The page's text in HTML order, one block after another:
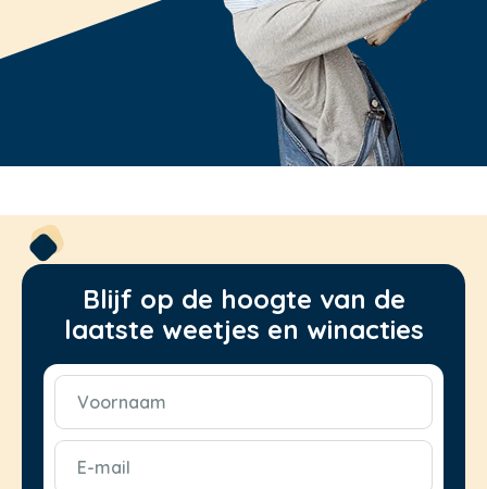
Blijf op de hoogte van de
laatste weetjes en winacties
Voornaam
(Vereist)
E-
mail